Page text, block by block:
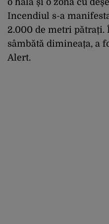
Incendiul s-a
2.000 de metri
sâmbătă dimineața, a
Alert.